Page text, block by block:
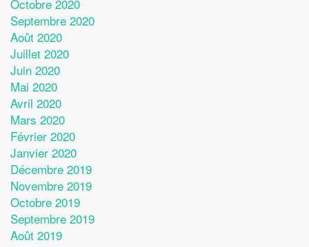
Octobre 2020
Septembre 2020
Août 2020
Juillet 2020
Juin 2020
Mai 2020
Avril 2020
Mars 2020
Février 2020
Janvier 2020
Décembre 2019
Novembre 2019
Octobre 2019
Septembre 2019
Août 2019